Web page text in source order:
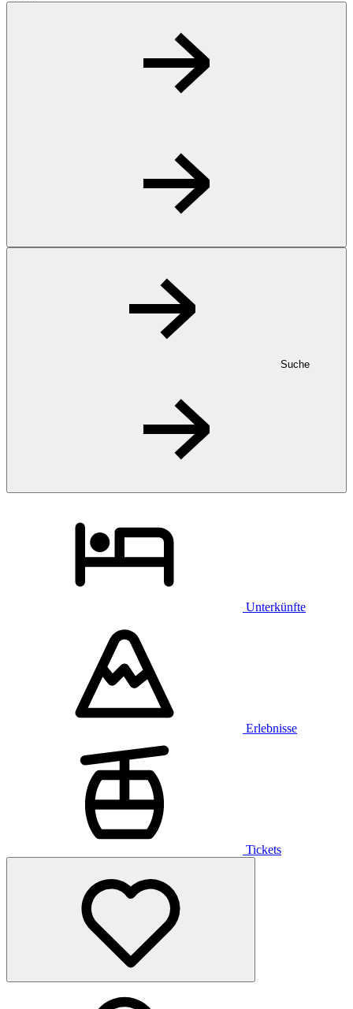
Suche
Unterkünfte
Erlebnisse
Tickets